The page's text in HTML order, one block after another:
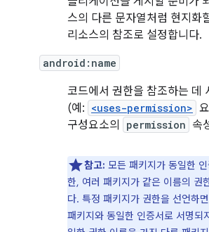
스의 다른 문자열처럼 현지화
리소스의 참조로 설정합니다.
android:name
코드에서 권한을 참조하는 데
(예: <uses-permission>
구성요소의
permission 속
참고: 모든 패키지가 동일한
한, 여러 패키지가 같은 이름의 권
다. 특정 패키지가 권한을 선언하
패키지와 동일한 인증서로 서명되